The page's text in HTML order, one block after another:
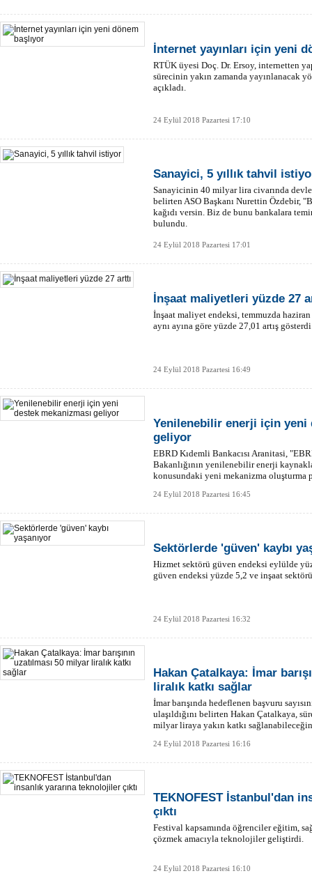
İnternet yayınları için yeni
RTÜK üyesi Doç. Dr. Ersoy, internetten
sürecinin yakın zamanda yayınlanacak
açıkladı.
24 Eylül 2018 Pazartesi 17:10
Sanayici, 5 yıllık tahvil
Sanayicinin 40 milyar lira civarında
belirten ASO Başkanı Nurettin Özdebir,
kağıdı versin. Biz de bunu bankalara
bulundu.
24 Eylül 2018 Pazartesi 17:01
İnşaat maliyetleri yüzde 27
İnşaat maliyet endeksi, temmuzda
aynı ayına göre yüzde 27,01 artış
24 Eylül 2018 Pazartesi 16:49
Yenilenebilir enerji için yeni
geliyor
EBRD Kıdemli Bankacısı Aranitasi,
Bakanlığının yenilenebilir enerji
konusundaki yeni mekanizma oluşturma
24 Eylül 2018 Pazartesi 16:45
Sektörlerde 'güven' kaybı
Hizmet sektörü güven endeksi eylülde
güven endeksi yüzde 5,2 ve inşaat
24 Eylül 2018 Pazartesi 16:32
Hakan Çatalkaya: İmar
liralık katkı sağlar
İmar barışında hedeflenen başvuru
ulaşıldığını belirten Hakan Çatalkaya,
milyar liraya yakın katkı
24 Eylül 2018 Pazartesi 16:16
TEKNOFEST İstanbul'dan
çıktı
Festival kapsamında öğrenciler eğitim,
çözmek amacıyla teknolojiler geliştirdi.
24 Eylül 2018 Pazartesi 16:10